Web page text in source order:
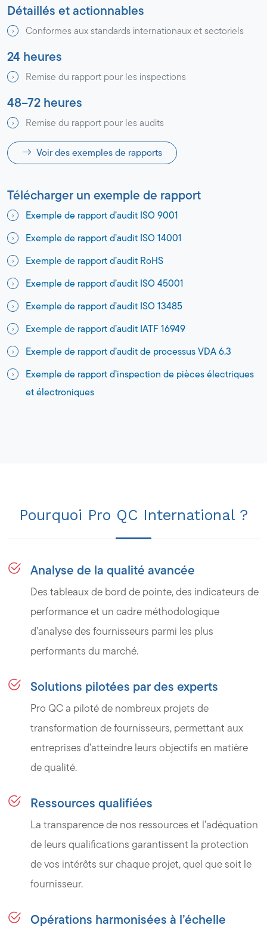
Détaillés et actionnables
Conformes aux standards internationaux et sectoriels
24 heures
Remise du rapport pour les inspections
48–72 heures
Remise du rapport pour les audits
Voir des exemples de rapports
Télécharger un exemple de rapport
Exemple de rapport d’audit ISO 9001
Exemple de rapport d’audit ISO 14001
Exemple de rapport d’audit RoHS
Exemple de rapport d’audit ISO 45001
Exemple de rapport d’audit ISO 13485
Exemple de rapport d’audit IATF 16949
Exemple de rapport d’audit de processus VDA 6.3
Exemple de rapport d’inspection de pièces électriques
et électroniques
Pourquoi Pro QC International ?
Analyse de la qualité avancée
Des tableaux de bord de pointe, des indicateurs de
performance et un cadre méthodologique
d’analyse des fournisseurs parmi les plus
performants du marché.
Solutions pilotées par des experts
Pro QC a piloté de nombreux projets de
transformation de fournisseurs, permettant aux
entreprises d’atteindre leurs objectifs en matière
de qualité.
Ressources qualifiées
La transparence de nos ressources et l’adéquation
de leurs qualifications garantissent la protection
de vos intérêts sur chaque projet, quel que soit le
fournisseur.
Opérations harmonisées à l’échelle